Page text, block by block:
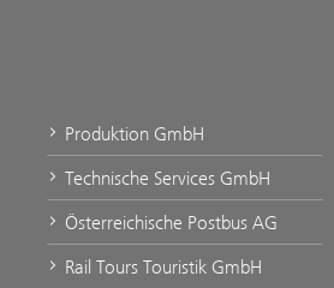
Produktion GmbH
Technische Services GmbH
Österreichische Postbus AG
Rail Tours Touristik GmbH